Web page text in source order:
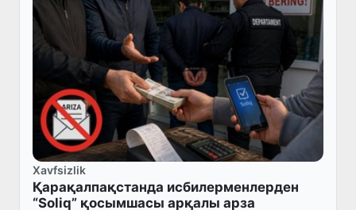
Xavfsizlik
Қарақалпақстанда исбилерменлерден
“Soliq” қосымшасы арқалы арза